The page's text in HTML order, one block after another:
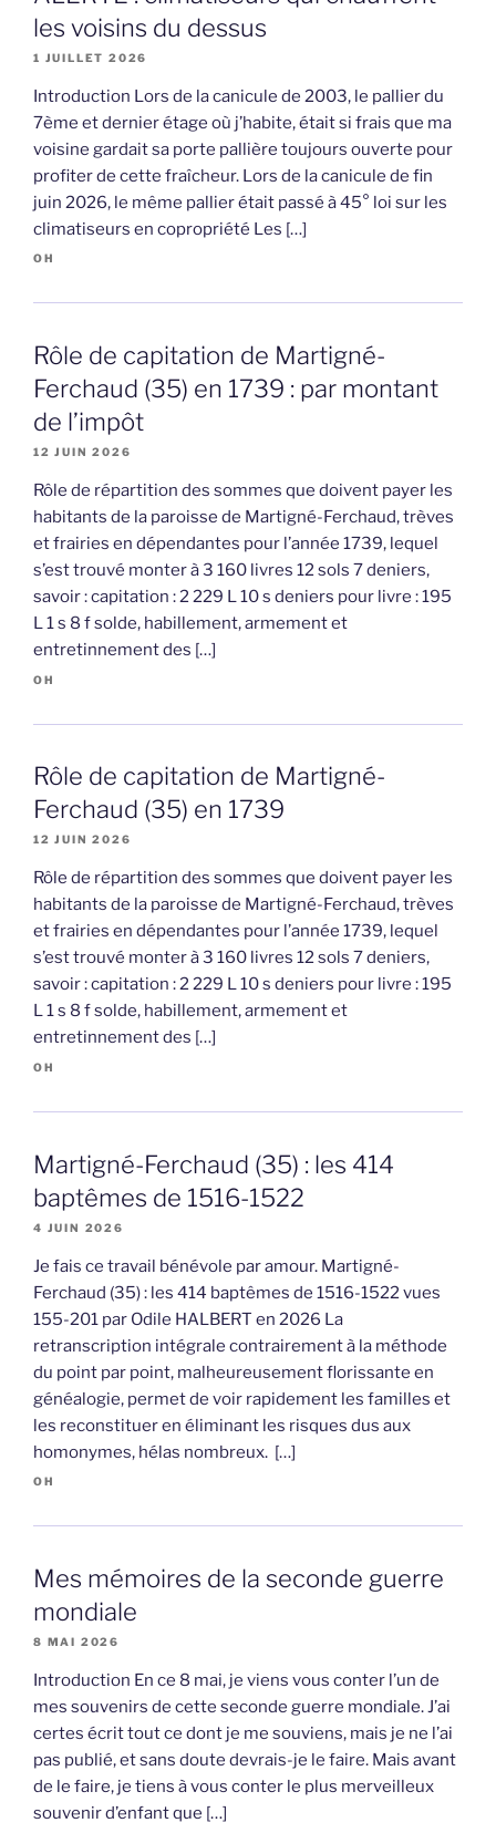
les voisins du dessus
1 JUILLET 2026
Introduction Lors de la canicule de 2003, le pallier du
7ème et dernier étage où j’habite, était si frais que ma
voisine gardait sa porte pallière toujours ouverte pour
profiter de cette fraîcheur. Lors de la canicule de fin
juin 2026, le même pallier était passé à 45° loi sur les
climatiseurs en copropriété Les […]
OH
Rôle de capitation de Martigné-
Ferchaud (35) en 1739 : par montant
de l’impôt
12 JUIN 2026
Rôle de répartition des sommes que doivent payer les
habitants de la paroisse de Martigné-Ferchaud, trèves
et frairies en dépendantes pour l’année 1739, lequel
s’est trouvé monter à 3 160 livres 12 sols 7 deniers,
savoir : capitation : 2 229 L 10 s deniers pour livre : 195
L 1 s 8 f solde, habillement, armement et
entretinnement des […]
OH
Rôle de capitation de Martigné-
Ferchaud (35) en 1739
12 JUIN 2026
Rôle de répartition des sommes que doivent payer les
habitants de la paroisse de Martigné-Ferchaud, trèves
et frairies en dépendantes pour l’année 1739, lequel
s’est trouvé monter à 3 160 livres 12 sols 7 deniers,
savoir : capitation : 2 229 L 10 s deniers pour livre : 195
L 1 s 8 f solde, habillement, armement et
entretinnement des […]
OH
Martigné-Ferchaud (35) : les 414
baptêmes de 1516-1522
4 JUIN 2026
Je fais ce travail bénévole par amour. Martigné-
Ferchaud (35) : les 414 baptêmes de 1516-1522 vues
155-201 par Odile HALBERT en 2026 La
retranscription intégrale contrairement à la méthode
du point par point, malheureusement florissante en
généalogie, permet de voir rapidement les familles et
les reconstituer en éliminant les risques dus aux
homonymes, hélas nombreux. […]
OH
Mes mémoires de la seconde guerre
mondiale
8 MAI 2026
Introduction En ce 8 mai, je viens vous conter l’un de
mes souvenirs de cette seconde guerre mondiale. J’ai
certes écrit tout ce dont je me souviens, mais je ne l’ai
pas publié, et sans doute devrais-je le faire. Mais avant
de le faire, je tiens à vous conter le plus merveilleux
souvenir d’enfant que […]